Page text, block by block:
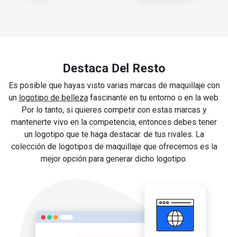
Destaca Del Resto
Es posible que hayas visto varias marcas de maquillaje con
un logotipo de bellezafascinante en tu entorno o en la web.
Por lo tanto, si quieres competir con estas marcas y
mantenerte vivo en la competencia, entonces debes tener
un logotipo que te haga destacar. de tus rivales. La
colección de logotipos de maquillaje que ofrecemos es la
mejor opción para generar dicho logotipo.